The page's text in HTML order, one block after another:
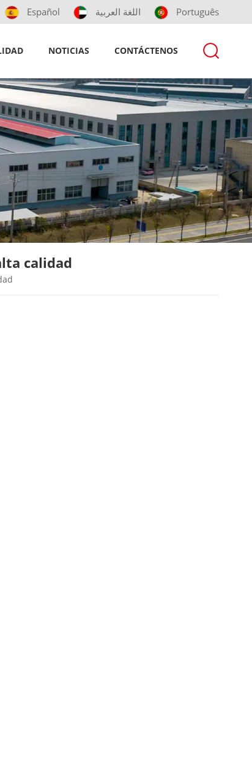
Español اللغة العربية Português
NOTICIAS CONTÁCTENOS
calidad